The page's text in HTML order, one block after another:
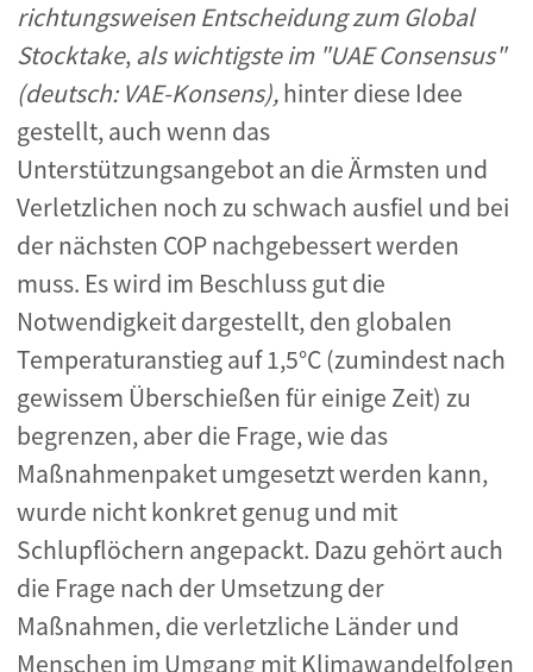
richtungsweisen Entscheidung zum Global
Stocktake,als wichtigste im "UAE Consensus"
(deutsch: VAE-Konsens),hinter diese Idee
gestellt, auch wenn das
Unterstützungsangebot an die Ärmsten und
Verletzlichen noch zu schwach ausfiel und bei
der nächsten COP nachgebessert werden
muss. Es wird im Beschluss gut die
Notwendigkeit dargestellt, den globalen
Temperaturanstieg auf 1,5°C (zumindest nach
gewissem Überschießen für einige Zeit) zu
begrenzen, aber die Frage, wie das
Maßnahmenpaket umgesetzt werden kann,
wurde nicht konkret genug und mit
Schlupflöchern angepackt. Dazu gehört auch
die Frage nach der Umsetzung der
Maßnahmen, die verletzliche Länder und
Menschen im Umgang mit Klimawandelfolgen